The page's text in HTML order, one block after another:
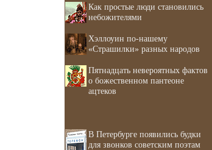
Как простые люди становились
небожителями
Хэллоуин по-нашему
«Страшилки» разных народов
Пятнадцать невероятных фактов
о божественном пантеоне
ацтеков
В Петербурге появились будки
для звонков советским поэтам